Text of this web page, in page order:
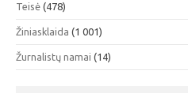
Teisė (478)
Žiniasklaida (1 001)
Žurnalistų namai (14)